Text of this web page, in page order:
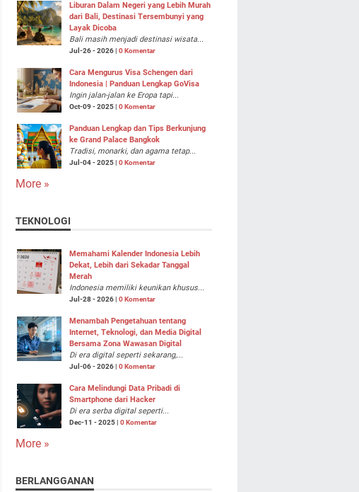
Liburan Dalam Negeri yang Lebih Murah
dari Bali, Destinasi Tersembunyi yang
Layak Dicoba
Bali masih menjadi destinasi wisata...
Jul-26 - 2026 | 0 Komentar
Cara Mengurus Visa Schengen dari
Indonesia | Panduan Lengkap GoVisa
Ingin jalan-jalan ke Eropa tapi...
Oct-09 - 2025 | 0 Komentar
Panduan Lengkap dan Tips Berkunjung
ke Grand Palace Bangkok
Tradisi, monarki, dan agama tetap...
Jul-04 - 2025 | 0 Komentar
More »
TEKNOLOGI
Memahami Kalender Indonesia Lebih
Dekat, Lebih dari Sekadar Tanggal
Merah
Indonesia memiliki keunikan khusus...
Jul-28 - 2026 | 0 Komentar
Menambah Pengetahuan tentang
Internet, Teknologi, dan Media Digital
Bersama Zona Wawasan Digital
Di era digital seperti sekarang,...
Jul-06 - 2026 | 0 Komentar
Cara Melindungi Data Pribadi di
Smartphone dari Hacker
Di era serba digital seperti...
Dec-11 - 2025 | 0 Komentar
More »
BERLANGGANAN